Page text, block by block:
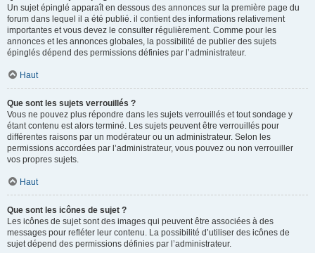
Un sujet épinglé apparaît en dessous des annonces sur la première page du
forum dans lequel il a été publié. il contient des informations relativement
importantes et vous devez le consulter régulièrement. Comme pour les
annonces et les annonces globales, la possibilité de publier des sujets
épinglés dépend des permissions définies par l’administrateur.
Haut
Que sont les sujets verrouillés ?
Vous ne pouvez plus répondre dans les sujets verrouillés et tout sondage y
étant contenu est alors terminé. Les sujets peuvent être verrouillés pour
différentes raisons par un modérateur ou un administrateur. Selon les
permissions accordées par l’administrateur, vous pouvez ou non verrouiller
vos propres sujets.
Haut
Que sont les icônes de sujet ?
Les icônes de sujet sont des images qui peuvent être associées à des
messages pour refléter leur contenu. La possibilité d’utiliser des icônes de
sujet dépend des permissions définies par l’administrateur.